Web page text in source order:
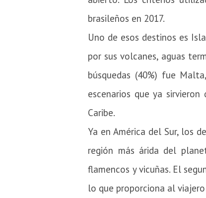
brasileños en 2017.
Uno de esos destinos es
por sus volcanes, aguas
búsquedas (40%) fue
escenarios que ya
Caribe.
Ya en América del Sur, los
región más árida del
flamencos y vicuñas. El
lo que proporciona al